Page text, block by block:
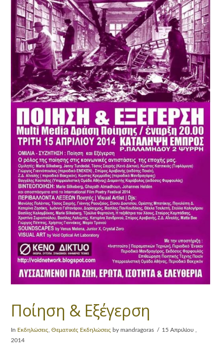
Ποίηση & Εξέγερση
In Εκδηλώσεις ,Θεματικές Εκδηλώσεις by mandragoras
15 Απριλίου ,
2014